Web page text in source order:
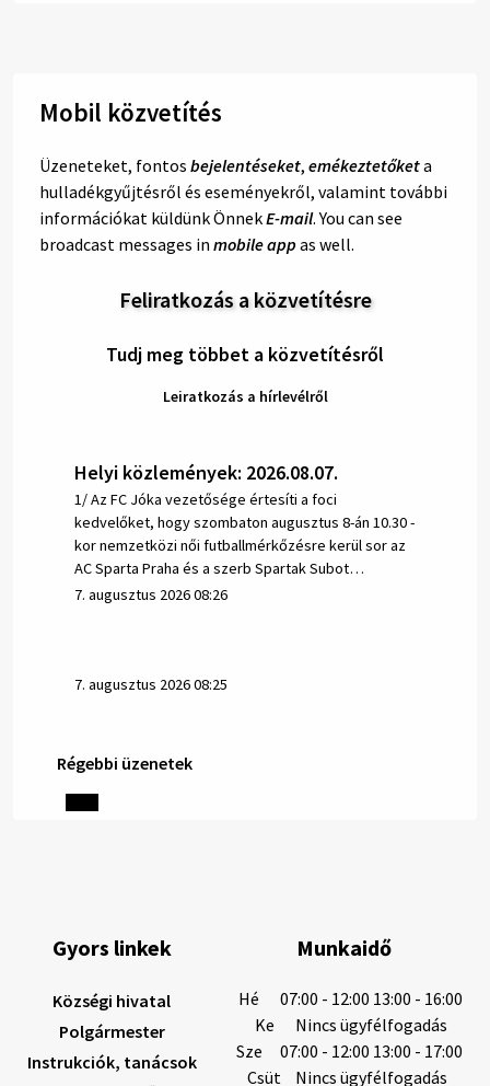
Mobil közvetítés
Üzeneteket, fontos bejelentéseket, emékeztetőketa
hulladékgyűjtésről és eseményekről, valamint további
információkat küldünk ÖnnekE-mail. You can see
broadcast messages in mobile app as well.
Feliratkozás a közvetítésre
Tudj meg többet a közvetítésről
Leiratkozás a hírlevélről
Helyi közlemények: 2026.08.07.
1/ Az FC Jóka vezetősége értesíti a foci
kedvelőket, hogy szombaton augusztus 8-án 10.30 -
kor nemzetközi női futballmérkőzésre kerül sor az
AC Sparta Praha és a szerb Spartak Subot…
7. augusztus 2026 08:26
7. augusztus 2026 08:25
Helyi közlemények: 2026.08.06.
1/ AZ IVÓVÍZ NEM MAGÁTÓL ÉRTETŐDŐ. A tartós
Helyi közlemények: 2026.08.05.
Régebbi üzenetek
Gyors linkek
Községi hivatal
Polgármester
Instrukciók, tanácsok
Munkaidő
Hé
07:00 - 12:00 13:00 - 16:00
Ke
Nincs ügyfélfogadás
Sze
07:00 - 12:00 13:00 - 17:00
Csüt
Nincs ügyfélfogadás